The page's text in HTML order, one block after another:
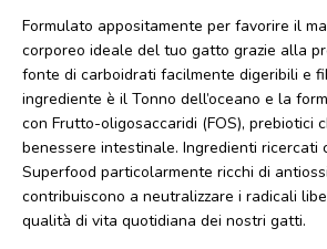
Formulato appositamente per favorire il
corporeo ideale del tuo gatto grazie alla
fonte di carboidrati facilmente digeribili e
ingrediente è il Tonno dell’oceano e la
con Frutto-oligosaccaridi (FOS), prebiotici
benessere intestinale. Ingredienti ricercati
Superfood particolarmente ricchi di
contribuiscono a neutralizzare i radicali
qualità di vita quotidiana dei nostri gatti.